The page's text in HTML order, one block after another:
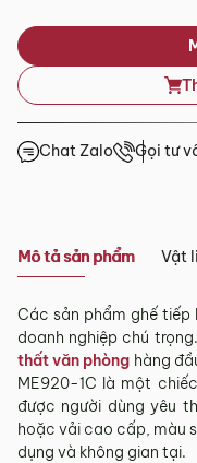
Chat Zalo Gọi tư
Mô tả sản phẩm Vật
Các sản phẩm ghế
doanh nghiệp chú
thất văn phòng hàng
ME920-1C là một
được người dùng yêu
hoặc vải cao cấp, màu
dụng và không gian tại.
phố
Tùy tình hình thực
Thành khác” không
3.2. Chính sách
Nẵng và TP. Hồ
Miễn phí giao hàng
cả các quận nội
Những đơn hàng
ngoại thành sẽ tính
sẽ báo phí giao hàng
Showroom
– Địa chỉ:
Số 223 Lê
– Hotline:
0942 90
– Email: